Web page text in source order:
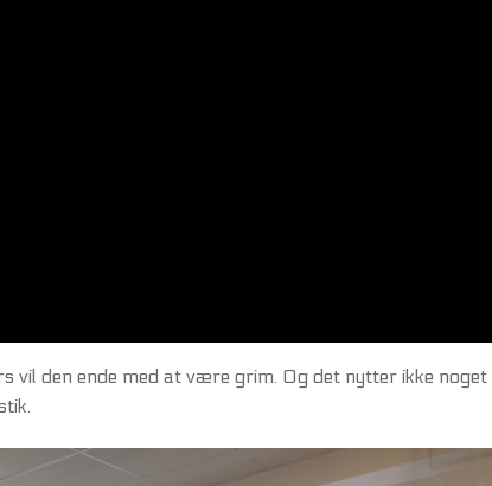
den ende med at være grim. Og det nytter ikke noget